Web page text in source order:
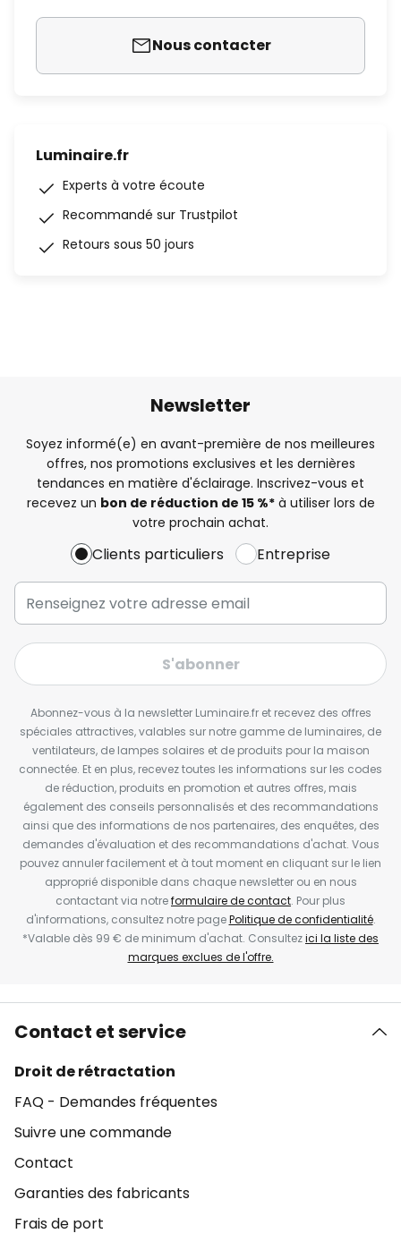
Nous contacter
Luminaire.fr
Experts à votre écoute
Recommandé sur Trustpilot
Retours sous 50 jours
Newsletter
Soyez informé(e) en avant-première de nos meilleures
offres, nos promotions exclusives et les dernières
tendances en matière d'éclairage. Inscrivez-vous et
recevez un bon de réduction de 15 %*à utiliser lors de
votre prochain achat.
Clients particuliers Entreprise
S'abonner
Abonnez-vous à la newsletter Luminaire.fr et recevez des offres
spéciales attractives, valables sur notre gamme de luminaires, de
ventilateurs, de lampes solaires et de produits pour la maison
connectée. Et en plus, recevez toutes les informations sur les codes
de réduction, produits en promotion et autres offres, mais
également des conseils personnalisés et des recommandations
ainsi que des informations de nos partenaires, des enquêtes, des
demandes d'évaluation et des recommandations d'achat. Vous
pouvez annuler facilement et à tout moment en cliquant sur le lien
approprié disponible dans chaque newsletter ou en nous
contactant via notreformulaire de contact. Pour plus
d'informations, consultez notre pagePolitique de confidentialité.
*Valable dès 99 € de minimum d'achat. Consultezici la liste des
marques exclues de l'offre.
Contact et service
Droit de rétractation
FAQ - Demandes fréquentes
Suivre une commande
Contact
Garanties des fabricants
Frais de port